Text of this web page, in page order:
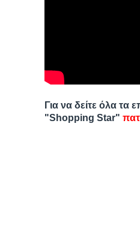
Για να δείτε όλα τα
"Shopping Star"